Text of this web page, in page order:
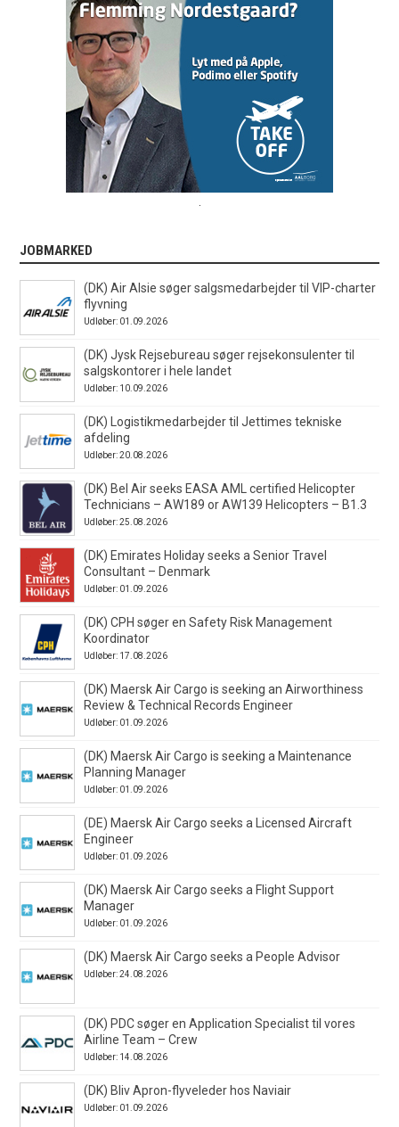
JOBMARKED
(DK) Air Alsie søger salgsmedarbejder til VIP-charter
flyvning
Udløber: 01.09.2026
(DK) Jysk Rejsebureau søger rejsekonsulenter til
salgskontorer i hele landet
Udløber: 10.09.2026
(DK) Logistikmedarbejder til Jettimes tekniske
afdeling
Udløber: 20.08.2026
(DK) Bel Air seeks EASA AML certified Helicopter
Technicians – AW189 or AW139 Helicopters – B1.3
Udløber: 25.08.2026
(DK) Emirates Holiday seeks a Senior Travel
Consultant – Denmark
Udløber: 01.09.2026
(DK) CPH søger en Safety Risk Management
Koordinator
Udløber: 17.08.2026
(DK) Maersk Air Cargo is seeking an Airworthiness
Review & Technical Records Engineer
Udløber: 01.09.2026
(DK) Maersk Air Cargo is seeking a Maintenance
Planning Manager
Udløber: 01.09.2026
(DE) Maersk Air Cargo seeks a Licensed Aircraft
Engineer
Udløber: 01.09.2026
(DK) Maersk Air Cargo seeks a Flight Support
Manager
Udløber: 01.09.2026
(DK) Maersk Air Cargo seeks a People Advisor
Udløber: 24.08.2026
(DK) PDC søger en Application Specialist til vores
Airline Team – Crew
Udløber: 14.08.2026
(DK) Bliv Apron-flyveleder hos Naviair
Udløber: 01.09.2026